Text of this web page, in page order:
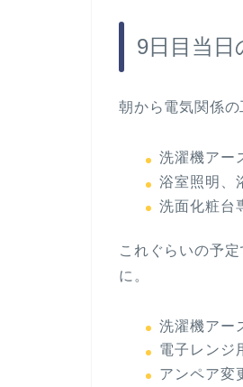
9日目当日
朝から電気関係の
洗濯機アー
浴室照明、
洗面化粧台
これぐらいの予
に。
洗濯機アー
電子レンジ
アンペア変